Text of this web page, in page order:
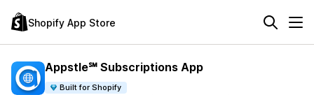
Shopify App Store
Appstle℠ Subscriptions App
Built for Shopify